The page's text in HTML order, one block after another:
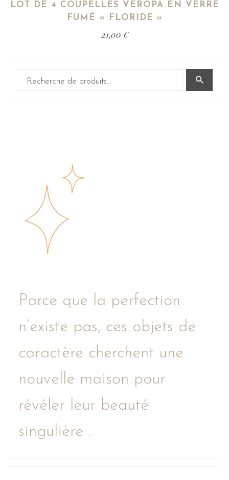
LOT DE 4 COUPELLES VEROPA EN VERRE
FUMÉ « FLORIDE »
21,00 €
Parce que la perfection
n’existe pas, ces objets de
caractère cherchent une
nouvelle maison pour
révéler leur beauté
singulière .